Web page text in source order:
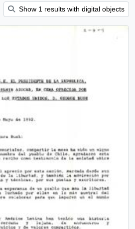
Show 1 results with digital objects